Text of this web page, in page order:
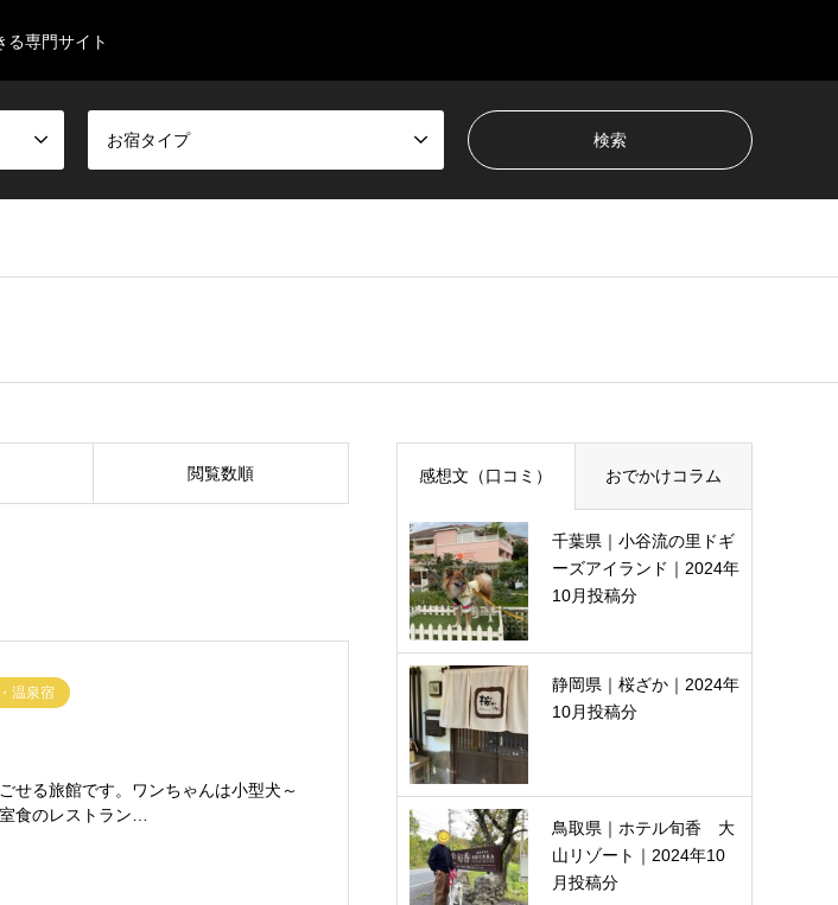
る専門サイト
お宿タイプ
閲覧数順
温泉宿
せる旅館です。ワンちゃんは小型犬～
食のレストラン…
感想文（口コミ） おでかけコラム
千葉県｜小谷流の里ドギ
ーズアイランド｜2024年
10月投稿分
静岡県｜桜ざか｜2024年
10月投稿分
鳥取県｜ホテル旬香 大
山リゾート｜2024年10
月投稿分